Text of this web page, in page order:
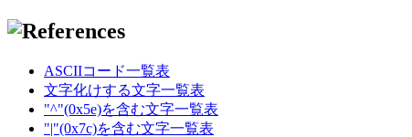
ASCIIコード一覧表
文字化けする文字一覧表
"^"(0x5e)を含む文字一覧表
"|"(0x7c)を含む文字一覧表